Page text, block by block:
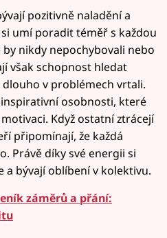
pozitivně naladění a
umí poradit téměř s každou
nikdy nepochybovali nebo
však schopnost hledat
v problémech vrtali.
osobnosti, které
Když ostatní ztrácejí
připomínají, že každá
Právě díky své energii si
a bývají oblíbení v kolektivu.
záměrů a přání: